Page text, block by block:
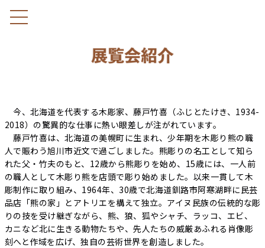
今、北海道を代表する木彫家、藤戸竹喜（ふじとたけき、1934-
2018）の驚異的な仕事に熱い眼差しが注がれています。
藤戸竹喜は、北海道の美幌町に生まれ、少年期を木彫り熊の職
人で賑わう旭川市近文で過ごしました。熊彫りの名工として知ら
れた父・竹夫のもと、12歳から熊彫りを始め、15歳には、一人前
の職人として木彫り熊を店頭で彫り始めました。以来一貫して木
彫制作に取り組み、1964年、30歳で北海道釧路市阿寒湖畔に民芸
品店「熊の家」とアトリエを構えて独立。アイヌ民族の伝統的な彫
りの技を受け継ぎながら、熊、狼、狐やシャチ、ラッコ、エビ、
カニなど北に生きる動物たちや、先人たちの威厳あふれる肖像彫
刻へと作域を広げ、独自の芸術世界を創造しました。